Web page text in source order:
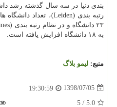
بندی دنیا در سه سال گذشته رشد
به ۱۸ دانشگاه افزایش یافته است.
منبع: لیمو بلاگ
1398/07/05
19:30:59
5.0
/ 5